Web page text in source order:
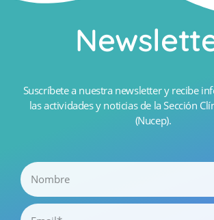
Suscríbete a nuestra newsletter y recibe
las actividades y noticias de la Sección
(Nucep).